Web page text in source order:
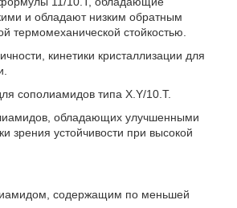
и обладают низким обратным
термомеханической стойкостью.
кинетики кристаллизации для
сополиамидов типа X.Y/10.T.
обладающих улучшенными
зрения устойчивости при высокой
содержащим по меньшей